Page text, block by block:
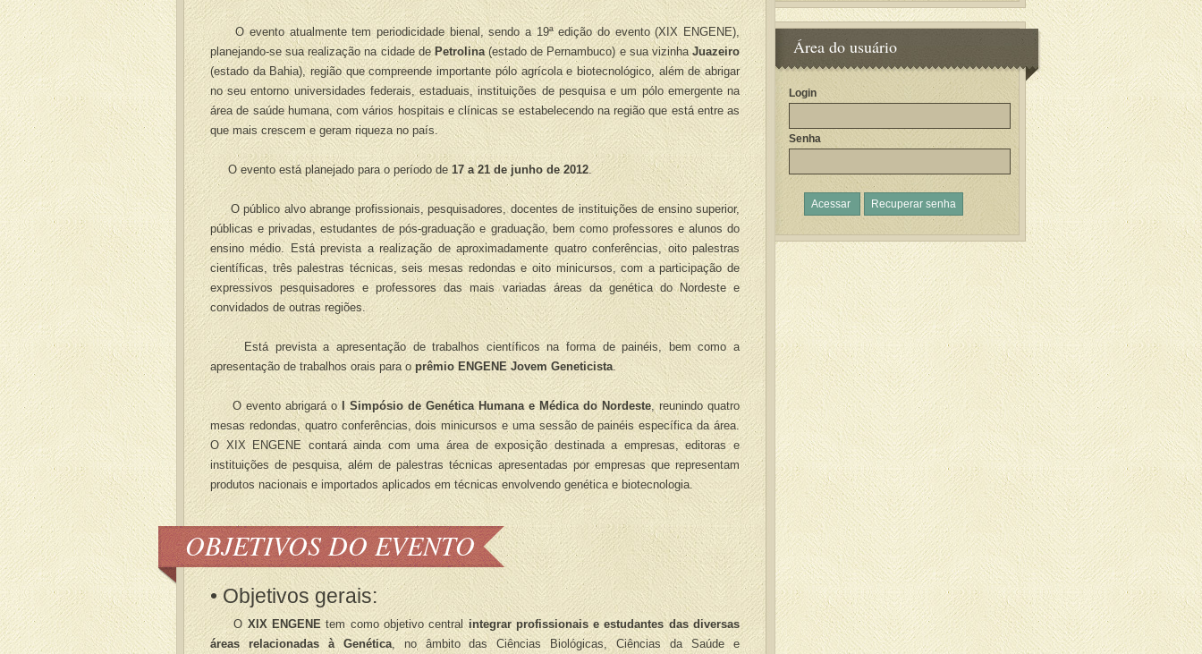
O evento atualmente tem periodicidade bienal, sendo a 19ª edição do evento (XIX ENGENE),
planejando-se sua realização na cidade dePetrolina(estado de Pernambuco) e sua vizinhaJuazeiro
(estado da Bahia), região que compreende importante pólo agrícola e biotecnológico, além de abrigar
no seu entorno universidades federais, estaduais, instituições de pesquisa e um pólo emergente na
área de saúde humana, com vários hospitais e clínicas se estabelecendo na região que está entre as
que mais crescem e geram riqueza no país.
O evento está planejado para o período de 17 a 21 de junho de 2012.
O público alvo abrange profissionais, pesquisadores, docentes de instituições de ensino superior,
públicas e privadas, estudantes de pós-graduação e graduação, bem como professores e alunos do
ensino médio. Está prevista a realização de aproximadamente quatro conferências, oito palestras
científicas, três palestras técnicas, seis mesas redondas e oito minicursos, com a participação de
expressivos pesquisadores e professores das mais variadas áreas da genética do Nordeste e
convidados de outras regiões.
Está prevista a apresentação de trabalhos científicos na forma de painéis, bem como a
apresentação de trabalhos orais para o prêmio ENGENE Jovem Geneticista.
O evento abrigará o I Simpósio de Genética Humana e Médica do Nordeste, reunindo quatro
mesas redondas, quatro conferências, dois minicursos e uma sessão de painéis específica da área.
O XIX ENGENE contará ainda com uma área de exposição destinada a empresas, editoras e
instituições de pesquisa, além de palestras técnicas apresentadas por empresas que representam
produtos nacionais e importados aplicados em técnicas envolvendo genética e biotecnologia.
OBJETIVOS DO EVENTO
• Objetivos gerais:
O XIX ENGENE tem como objetivo centralintegrar profissionais e estudantes das diversas
áreas relacionadas à Genética, no âmbito das Ciências Biológicas, Ciências da Saúde e
Área do usuário
Login
Senha
Acessar Recuperar senha